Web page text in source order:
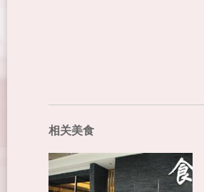
相关美食